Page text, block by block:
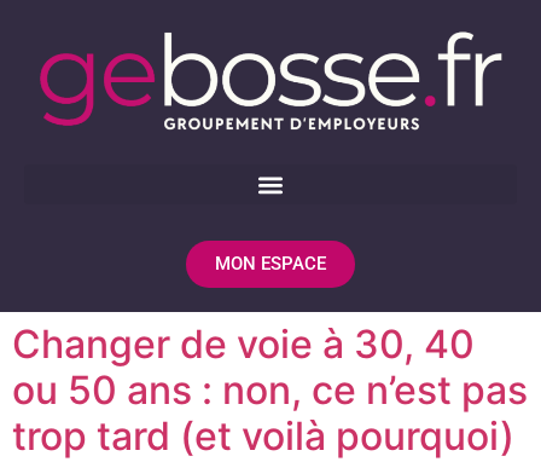
MON ESPACE
Changer de voie à 30, 40
ou 50 ans : non, ce n’est pas
trop tard (et voilà pourquoi)